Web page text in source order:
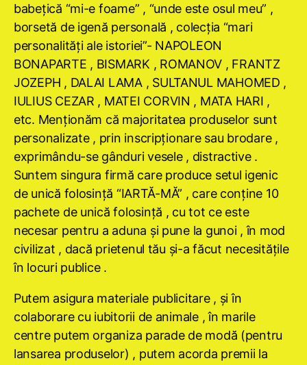
babeţică “mi-e foame” , “unde este osul meu” ,
borsetă de igenă personală , colecţia “mari
personalităţi ale istoriei”- NAPOLEON
BONAPARTE , BISMARK , ROMANOV , FRANTZ
JOZEPH , DALAI LAMA , SULTANUL MAHOMED ,
IULIUS CEZAR , MATEI CORVIN , MATA HARI ,
etc. Menţionăm că majoritatea produselor sunt
personalizate , prin inscripţionare sau brodare ,
exprimându-se gânduri vesele , distractive .
Suntem singura firmă care produce setul igenic
de unică folosinţă “IARTĂ-MĂ” , care conţine 10
pachete de unică folosinţă , cu tot ce este
necesar pentru a aduna şi pune la gunoi , în mod
civilizat , dacă prietenul tău şi-a făcut necesităţile
în locuri publice .
Putem asigura materiale publicitare , şi în
colaborare cu iubitorii de animale , în marile
centre putem organiza parade de modă (pentru
lansarea produselor) , putem acorda premii la